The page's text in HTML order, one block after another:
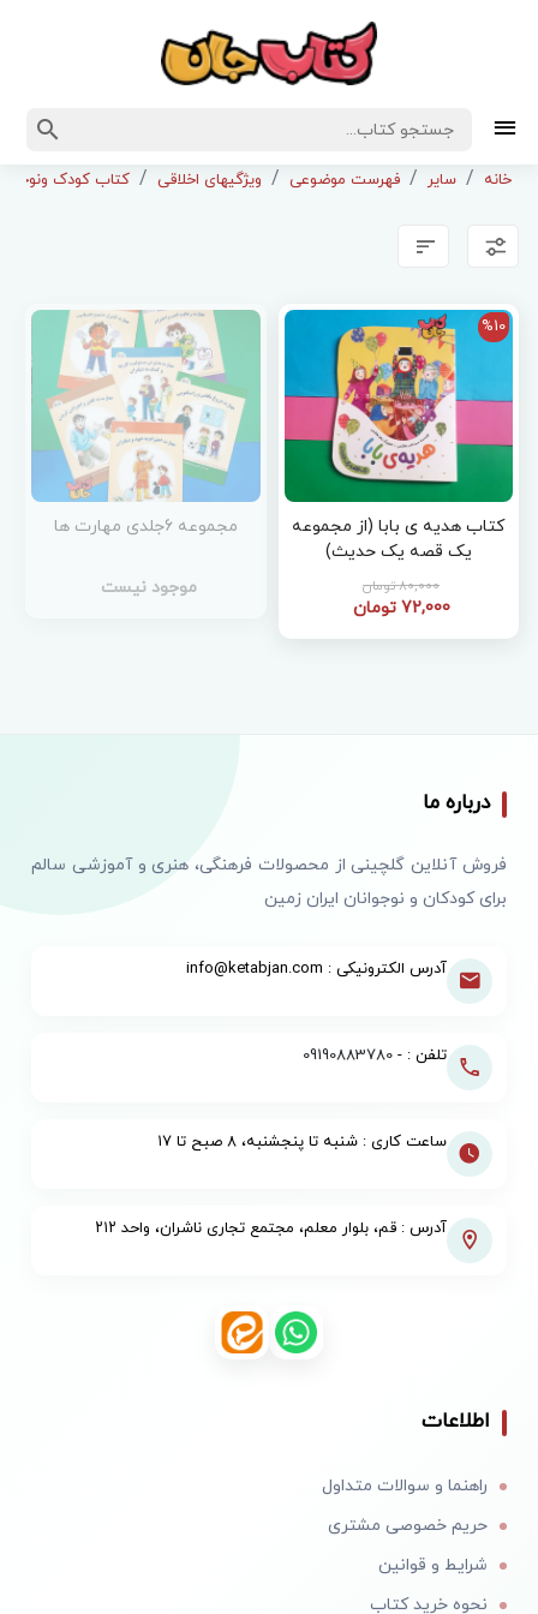
خانه سایر فهرست موضوعی ویژگیهای اخلاقی کتاب کودک
%10
کتاب هدیه ی بابا (از مجموعه
یک قصه یک حدیث)
80,000 تومان
72,000 تومان
مجموعه 6جلدی مهارت ها
موجود نیست
درباره ما
فروش آنلاین گلچینی از محصولات فرهنگی، هنری و آموزشی سالم
برای کودکان و نوجوانان ایران زمین
آدرس الکترونیکی : info@ketabjan.com
تلفن : -09190883780
ساعت کاری : شنبه تا پنجشنبه، ۸ صبح تا ۱۷
آدرس : قم، بلوار معلم، مجتمع تجاری ناشران، واحد ۲۱۲
اطلاعات
راهنما و سوالات متداول
حریم خصوصی مشتری
شرایط و قوانین
نحوه خرید کتاب